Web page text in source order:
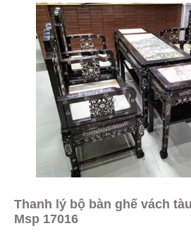
Thanh lý bộ bàn ghế vách
Msp 17016